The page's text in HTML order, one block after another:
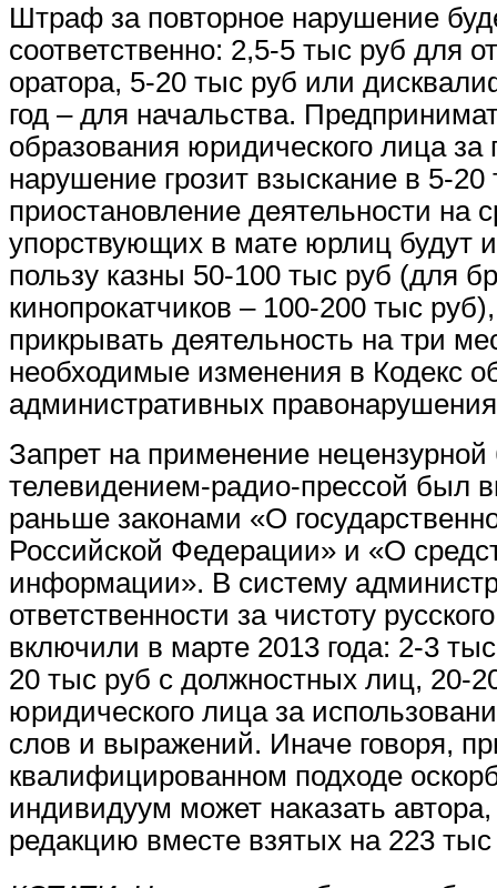
Штраф за повторное нарушение
соответственно: 2,5-5 тыс руб для
оратора, 5-20 тыс руб или
год – для начальства.
образования юридического лица за
нарушение грозит взыскание в 5-
приостановление деятельности на
упорствующих в мате юрлиц будут
пользу казны 50-100 тыс руб (для
кинопрокатчиков – 100-200 тыс
прикрывать деятельность на три
необходимые изменения в Кодекс
административных
Запрет на применение нецензурной
телевидением-радио-прессой был
раньше законами «О
Российской Федерации» и «О
информации». В систему
ответственности за чистоту
включили в марте 2013 года: 2-3
20 тыс руб с должностных лиц, 20-
юридического лицаза
слов и выражений. Иначе говоря,
квалифицированном подходе
индивидуум может наказать
редакцию вместе взятых на 223